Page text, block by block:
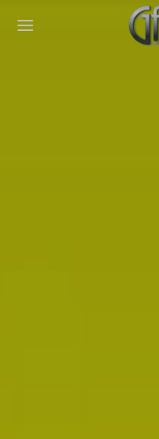
Cookies management panel